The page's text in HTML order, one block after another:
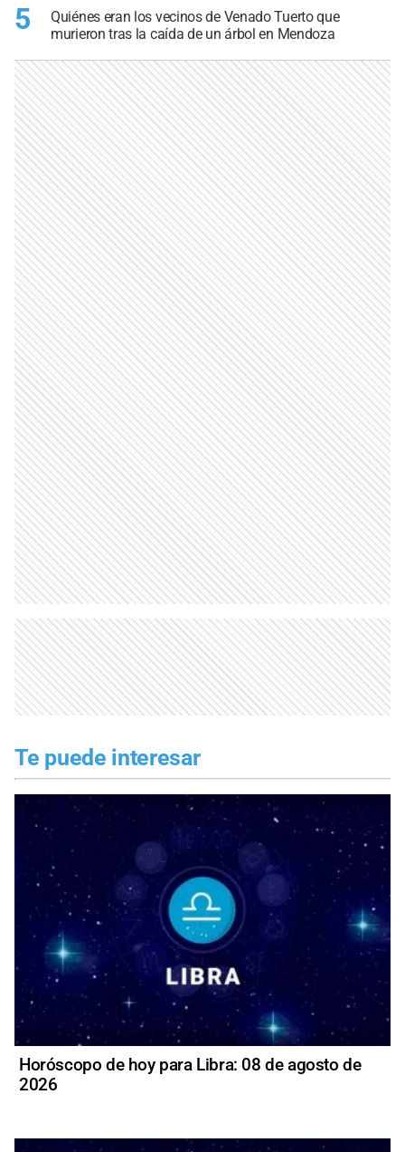
5
Quiénes eran los vecinos de Venado Tuerto que
murieron tras la caída de un árbol en Mendoza
Te puede interesar
Horóscopo de hoy para Libra: 08 de agosto de
2026